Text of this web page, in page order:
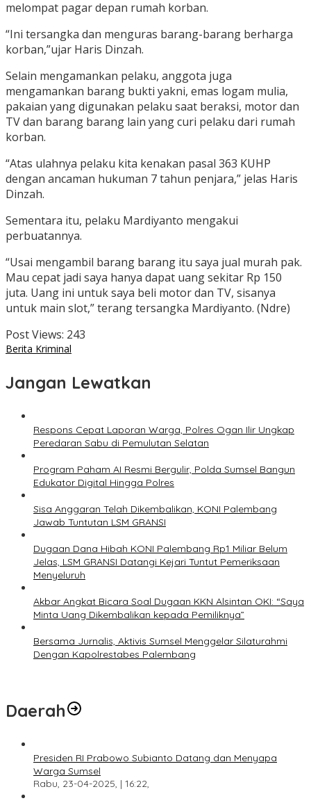
melompat pagar depan rumah korban.
“Ini tersangka dan menguras barang-barang berharga
korban,”ujar Haris Dinzah.
Selain mengamankan pelaku, anggota juga
mengamankan barang bukti yakni, emas logam mulia,
pakaian yang digunakan pelaku saat beraksi, motor dan
TV dan barang barang lain yang curi pelaku dari rumah
korban.
“Atas ulahnya pelaku kita kenakan pasal 363 KUHP
dengan ancaman hukuman 7 tahun penjara,” jelas Haris
Dinzah.
Sementara itu, pelaku Mardiyanto mengakui
perbuatannya.
“Usai mengambil barang barang itu saya jual murah pak.
Mau cepat jadi saya hanya dapat uang sekitar Rp 150
juta. Uang ini untuk saya beli motor dan TV, sisanya
untuk main slot,” terang tersangka Mardiyanto. (Ndre)
Post Views: 243
Berita Kriminal
Jangan Lewatkan
Respons Cepat Laporan Warga, Polres Ogan Ilir Ungkap
Peredaran Sabu di Pemulutan Selatan
Program Paham AI Resmi Bergulir, Polda Sumsel Bangun
Edukator Digital Hingga Polres
Sisa Anggaran Telah Dikembalikan, KONI Palembang
Jawab Tuntutan LSM GRANSI
Dugaan Dana Hibah KONI Palembang Rp1 Miliar Belum
Jelas, LSM GRANSI Datangi Kejari Tuntut Pemeriksaan
Menyeluruh
Akbar Angkat Bicara Soal Dugaan KKN Alsintan OKI: “Saya
Minta Uang Dikembalikan kepada Pemiliknya”
Bersama Jurnalis, Aktivis Sumsel Menggelar Silaturahmi
Dengan Kapolrestabes Palembang
Daerah
Presiden RI Prabowo Subianto Datang dan Menyapa
Warga Sumsel
Rabu, 23-04-2025, | 16:22,